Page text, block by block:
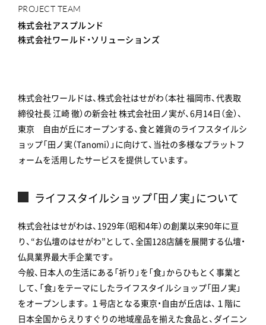
PROJECT TEAM
株式会社アスプルンド
株式会社ワールド・ソリューションズ
株式会社ワールドは、株式会社はせがわ（本社 福岡市、代表取
締役社長 江崎 徹）の新会社 株式会社田ノ実が、6月14日（金）、
東京 自由が丘にオープンする、食と雑貨のライフスタイルシ
ョップ「田ノ実（Tanomi）」に向けて、当社の多様なプラットフ
ォームを活用したサービスを提供しています。
ライフスタイルショップ「田ノ実」について
株式会社はせがわは、1929年（昭和4年）の創業以来90年に亘
り、“お仏壇のはせがわ”として、全国128店舗を展開する仏壇・
仏具業界最大手企業です。
今般、日本人の生活にある「祈り」を「食」からひもとく事業と
して、「食」をテーマにしたライフスタイルショップ「田ノ実」
をオープンします。１号店となる東京・自由が丘店は、１階に
日本全国からえりすぐりの地域産品を揃えた食品と、ダイニン